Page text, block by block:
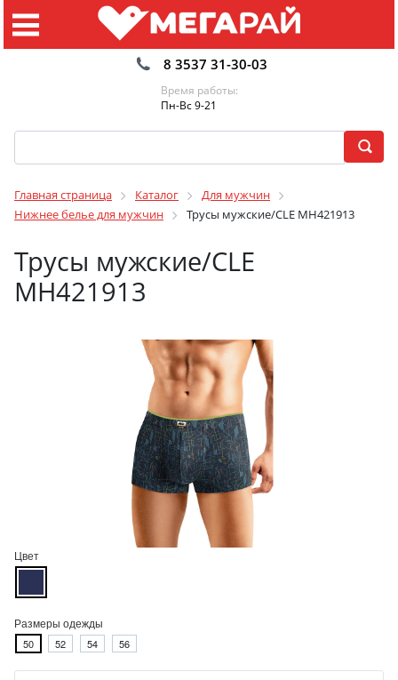
8 3537 31-30-03
Время работы:
Пн-Вс 9-21
Главная страница Каталог
Для мужчин
Нижнее белье для мужчин
Трусы мужские/CLE MH421913
Трусы мужские/CLE
MH421913
Цвет
Размеры одежды
50 52 54 56